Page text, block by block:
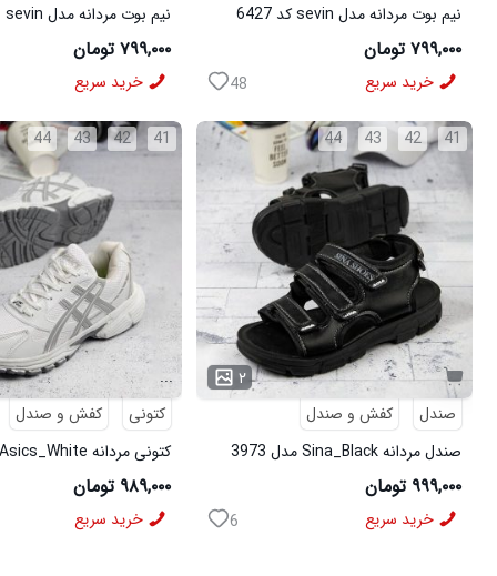
نیم بوت مردانه مدل sevin کد 6427
۷۹۹,۰۰۰ تومان
خرید سریع 48
6426
۷۹۹,۰۰۰ تومان
خرید سریع
41
42
43
44
۲
صندل
کفش و صندل
صندل مردانه Sina_Black مدل 3973
۹۹۹,۰۰۰ تومان
خرید سریع 6
41
42
43
44
...
کتونی
کفش و صندل
کتونی مردانه Asics_White مدل 3975
۹۸۹,۰۰۰ تومان
خرید سریع